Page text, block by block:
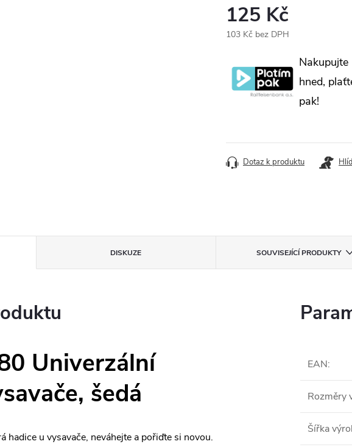
125 Kč
103 Kč bez DPH
Nakupujte
hned,
pak!
Dotaz k produktu
DISKUZE SOUVISEJÍCÍ PRODUKTY
Univerzální
šedá
hadice u vysavače, neváhejte a pořiďte si novou.
EAN:
Rozměry
Šířka